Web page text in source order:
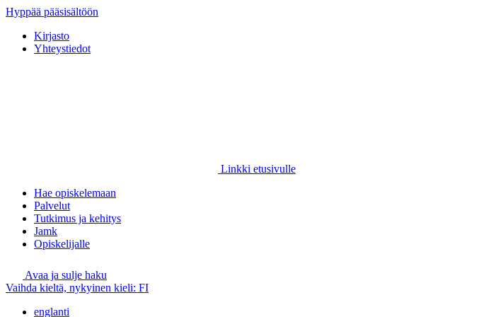
Hyppää pääsisältöön
Kirjasto
Yhteystiedot
Linkki etusivulle
Hae opiskelemaan
Palvelut
Tutkimus ja kehitys
Jamk
Opiskelijalle
Avaa ja sulje haku
Vaihda kieltä, nykyinen kieli: FI
englanti